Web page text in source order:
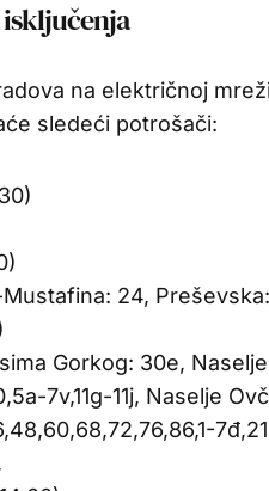
isključenja
na električnoj
sledeći potrošači:
24,
Gorkog: 30e,
7v,11g-11j, Naselje